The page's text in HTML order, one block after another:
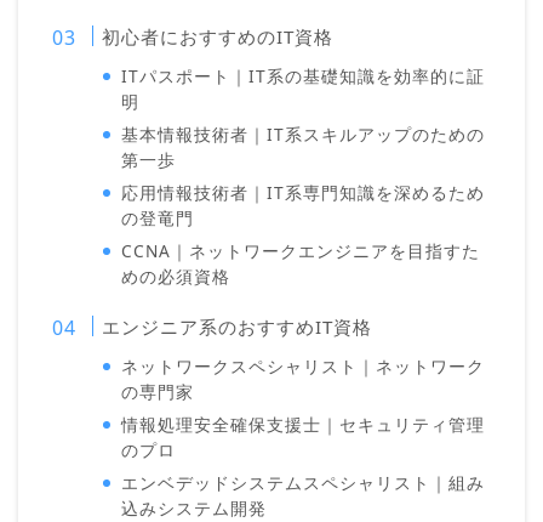
初心者におすすめのIT資格
ITパスポート｜IT系の基礎知識を効率的に証
明
基本情報技術者｜IT系スキルアップのための
第一歩
応用情報技術者｜IT系専門知識を深めるため
の登竜門
CCNA｜ネットワークエンジニアを目指すた
めの必須資格
エンジニア系のおすすめIT資格
ネットワークスペシャリスト｜ネットワーク
の専門家
情報処理安全確保支援士｜セキュリティ管理
のプロ
エンベデッドシステムスペシャリスト｜組み
込みシステム開発